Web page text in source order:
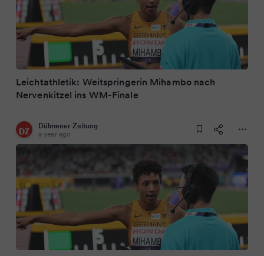
Leichtathletik: Weitspringerin Mihambo nach
Nervenkitzel ins WM-Finale
Dülmener Zeitung
a year ago